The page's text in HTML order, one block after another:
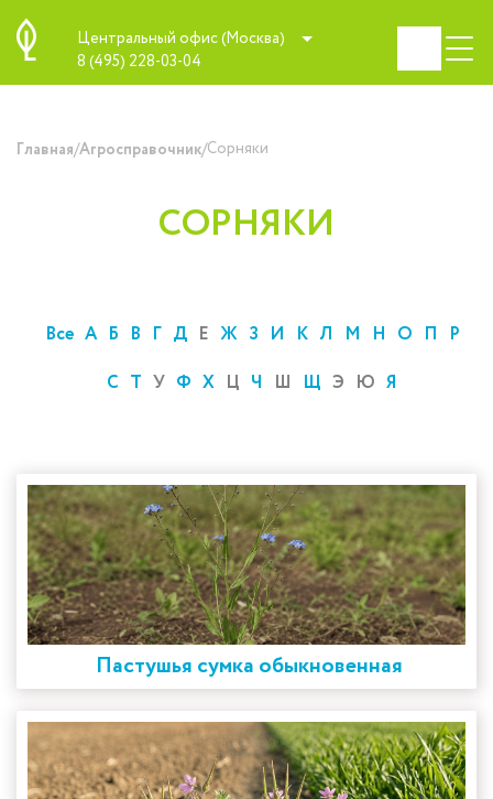
Центральный офис (Москва)
8 (495) 228-03-04
Главная/Агросправочник/Сорняки
СОРНЯКИ
Все А Б В Г Д Е Ж З И К Л М Н О П
Р
С Т У Ф Х Ц Ч Ш Щ Э Ю Я
Пастушья сумка обыкновенная